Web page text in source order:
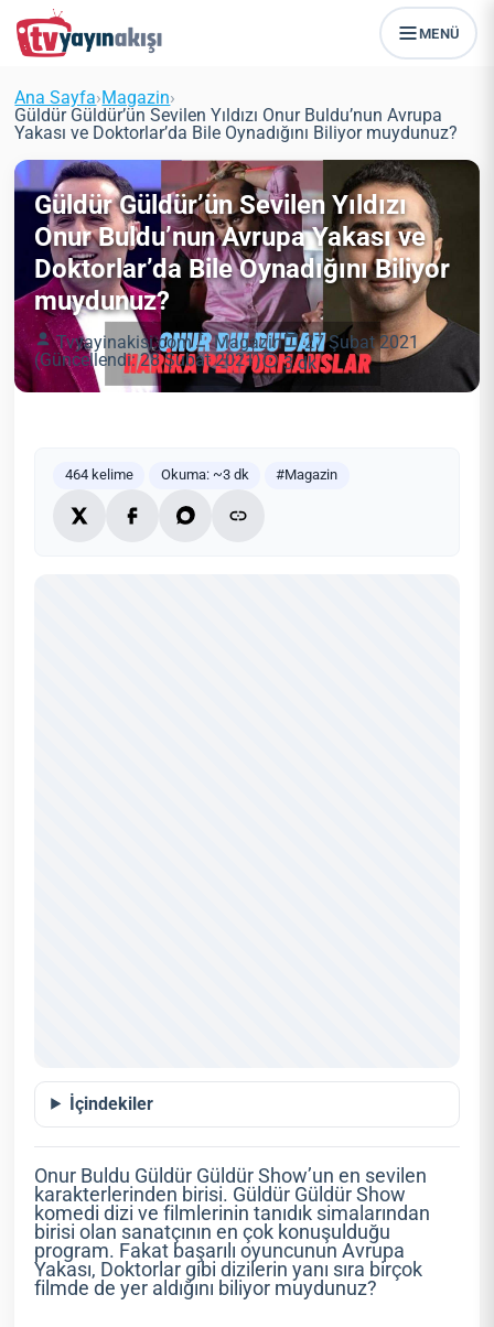
MENÜ
Ana Sayfa›Magazin›
Güldür Güldür’ün Sevilen Yıldızı Onur Buldu’nun Avrupa
Yakası ve Doktorlar’da Bile Oynadığını Biliyor muydunuz?
Güldür Güldür’ün Sevilen Yıldızı
Onur Buldu’nun Avrupa Yakası ve
Doktorlar’da Bile Oynadığını Biliyor
muydunuz?
Tvyayinakisi.com Magazin
27 Şubat 2021
(Güncellendi: 28 Şubat 2021)
3 dk
464 kelime Okuma: ~3 dk #Magazin
İçindekiler
Onur Buldu Güldür Güldür Show’un en sevilen
karakterlerinden birisi. Güldür Güldür Show
komedi dizi ve filmlerinin tanıdık simalarından
birisi olan sanatçının en çok konuşulduğu
program. Fakat başarılı oyuncunun Avrupa
Yakası, Doktorlar gibi dizilerin yanı sıra birçok
filmde de yer aldığını biliyor muydunuz?